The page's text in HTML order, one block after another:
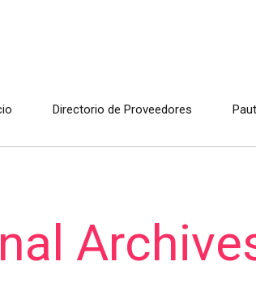
Directorio de Proveedores